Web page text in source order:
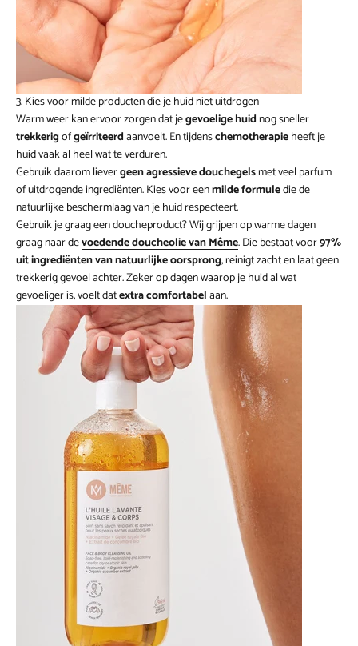
3. Kies voor milde producten die je huid niet uitdrogen
Warm weer kan ervoor zorgen dat jegevoelige huidnog sneller
trekkerigofgeïrriteerdaanvoelt. En tijdenschemotherapieheeft je
huid vaak al heel wat te verduren.
Gebruik daarom lievergeen agressieve douchegelsmet veel parfum
of uitdrogende ingrediënten. Kies voor eenmilde formuledie de
natuurlijke beschermlaag van je huid respecteert.
Gebruik je graag een doucheproduct? Wij grijpen op warme dagen
graag naar devoedende doucheolie van Même. Die bestaat voor97%
uit ingrediënten van natuurlijke oorsprong, reinigt zacht en laat geen
trekkerig gevoel achter. Zeker op dagen waarop je huid al wat
gevoeliger is, voelt datextra comfortabelaan.